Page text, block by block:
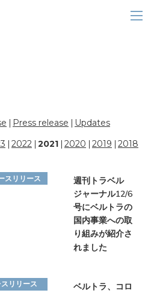
Press release
Updates
2022 2021 2020 2019 2018
スリリース
週刊トラベル
ジャーナル12/6
号にベルトラの
国内事業への取
り組みが紹介さ
れました
リリース
ベルトラ、コロ